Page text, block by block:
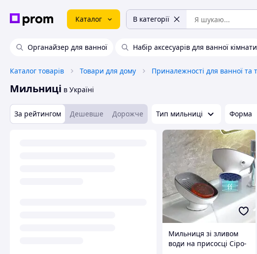
Каталог В категорії
Органайзер для ванної Набір аксесуарів для ванної кімнати
Каталог товарів Товари для дому
Мильниці в Україні
За рейтингом Дешевше Дорожче Тип мильниці Форма
Мильниця зі зливом
води на присосці Сіро-